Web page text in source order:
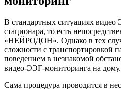
В стандартных ситуациях видео
стационара, то есть
«НЕЙРОДОН». Однако в тех
сложности с транспортировкой
поведением в незнакомой
видео-ЭЭГ-мониторинга на дому.
Сама процедура проводится в